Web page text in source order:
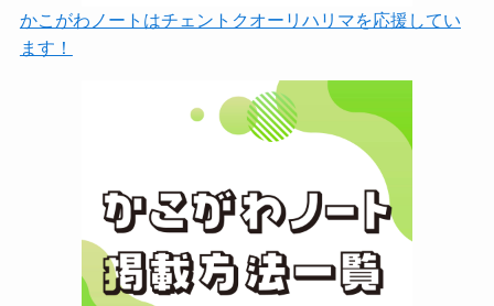
かこがわノートはチェントクオーリハリマを応援してい
ます！